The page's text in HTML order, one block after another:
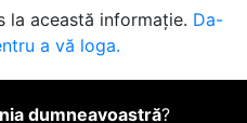
la această informație. Da-
a vă loga.
dumneavoastră?